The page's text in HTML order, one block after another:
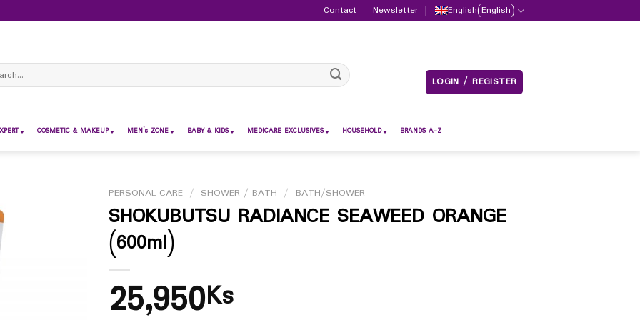
Contact Newsletter English(English)
LOGIN / REGISTER
COSMETIC & MAKEUP MEN’s ZONE BABY & KIDS MEDICARE EXCLUSIVES HOUSEHOLD BRANDS A-Z
PERSONAL CARE / SHOWER / BATH / BATH/SHOWER
SHOKUBUTSU RADIANCE SEAWEED ORANGE
(600ml)
25,950Ks